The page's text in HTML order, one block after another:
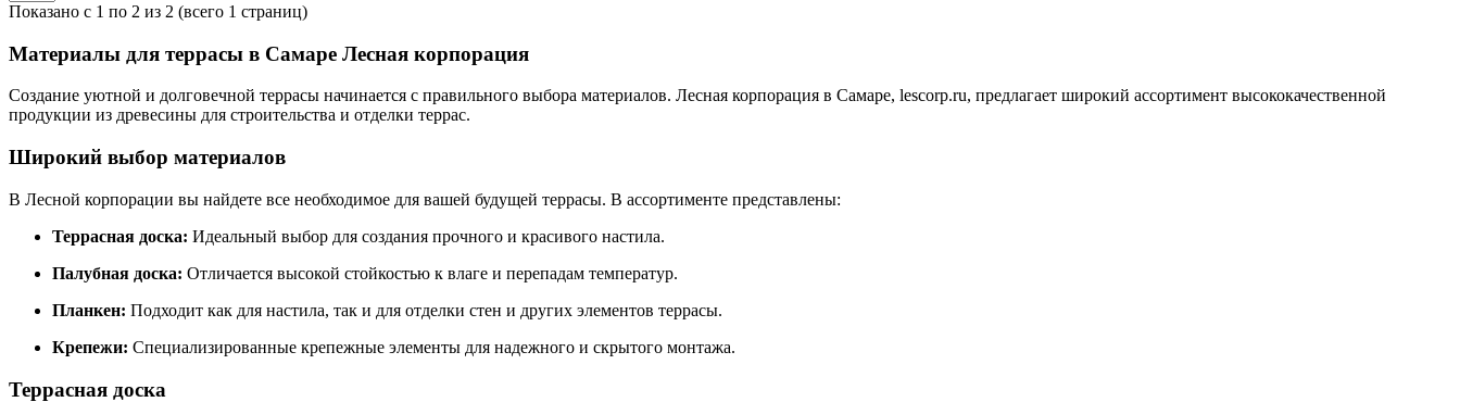
Показано с 1 по 2 из 2 (всего 1 страниц)
Материалы для террасы в Самаре Лесная корпорация
Создание уютной и долговечной террасы начинается с правильного выбора материалов. Лесная корпорация в Самаре, lescorp.ru, предлагает широкий ассортимент высококачественной
продукции из древесины для строительства и отделки террас.
Широкий выбор материалов
В Лесной корпорации вы найдете все необходимое для вашей будущей террасы. В ассортименте представлены:
Террасная доска: Идеальный выбор для создания прочного и красивого настила.
Палубная доска: Отличается высокой стойкостью к влаге и перепадам температур.
Планкен: Подходит как для настила, так и для отделки стен и других элементов террасы.
Крепежи: Специализированные крепежные элементы для надежного и скрытого монтажа.
Террасная доска